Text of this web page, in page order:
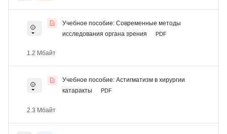
Учебное пособие: Современные методы
исследования органа зрения
PDF
1.2 Мбайт
Учебное пособие: Астигматизм в хирургии
катаракты
PDF
2.3 Мбайт